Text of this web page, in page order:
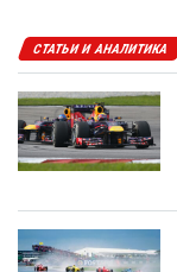
СТАТЬИ И АНАЛИТИКА